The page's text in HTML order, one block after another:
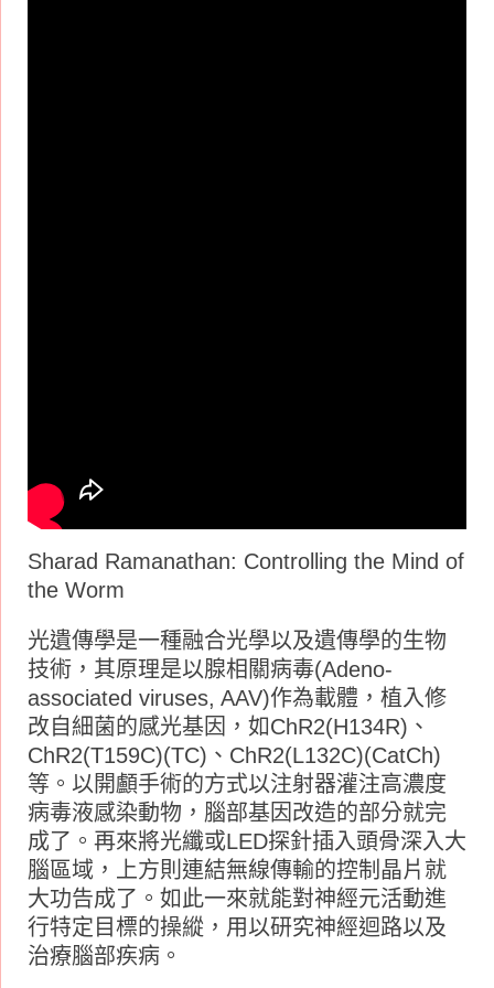
Sharad Ramanathan: Controlling the Mind of
the Worm
光遺傳學是一種融合光學以及遺傳學的生物
技術，其原理是以腺相關病毒(Adeno-
associated viruses, AAV)作為載體，植入修
改自細菌的感光基因，如ChR2(H134R)、
ChR2(T159C)(TC)、ChR2(L132C)(CatCh)
等。以開顱手術的方式以注射器灌注高濃度
病毒液感染動物，腦部基因改造的部分就完
成了。再來將光纖或LED探針插入頭骨深入大
腦區域，上方則連結無線傳輸的控制晶片就
大功告成了。如此一來就能對神經元活動進
行特定目標的操縱，用以研究神經迴路以及
治療腦部疾病。